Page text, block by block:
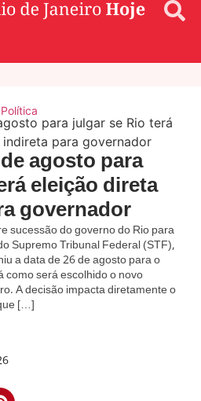
Política
agosto para
eleição direta
governador
sucessão do governo do Rio para
Supremo Tribunal Federal (STF),
a data de 26 de agosto para o
será escolhido o novo
A decisão impacta diretamente o
[…]